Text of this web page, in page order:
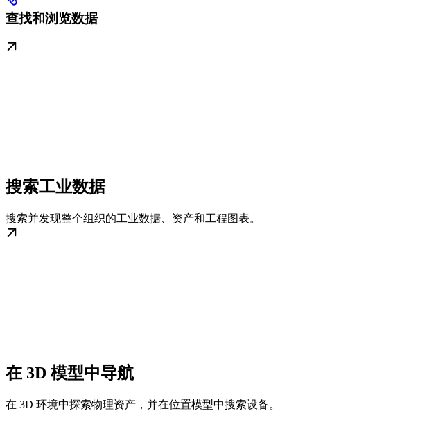
查找和浏览数据
搜索工业数据
搜索并发现整个组织的工业数据、资产和工程图表。
在 3D 模型中导航
在 3D 环境中探索物理资产，并在位置模型中搜索设备。